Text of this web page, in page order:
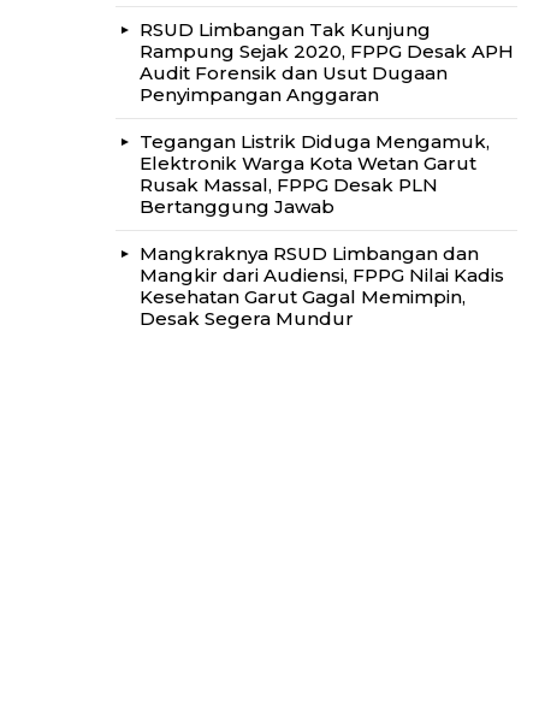
RSUD Limbangan Tak Kunjung
Rampung Sejak 2020, FPPG Desak APH
Audit Forensik dan Usut Dugaan
Penyimpangan Anggaran
Tegangan Listrik Diduga Mengamuk,
Elektronik Warga Kota Wetan Garut
Rusak Massal, FPPG Desak PLN
Bertanggung Jawab
Mangkraknya RSUD Limbangan dan
Mangkir dari Audiensi, FPPG Nilai Kadis
Kesehatan Garut Gagal Memimpin,
Desak Segera Mundur